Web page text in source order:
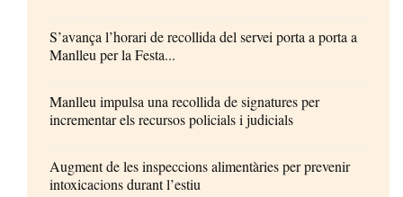
S’avança l’horari de recollida del servei porta a porta a
Manlleu per la Festa...
Manlleu impulsa una recollida de signatures per
incrementar els recursos policials i judicials
Augment de les inspeccions alimentàries per prevenir
intoxicacions durant l’estiu